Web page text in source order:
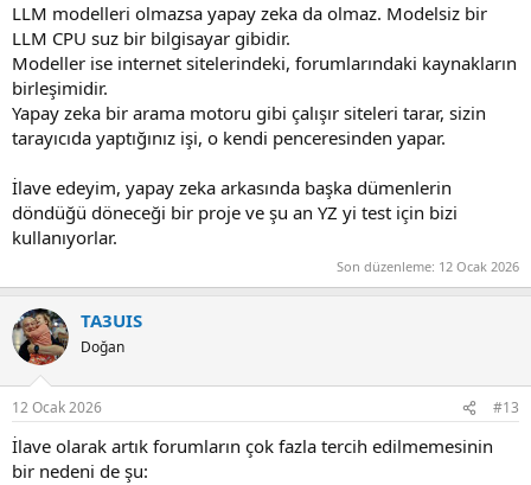
LLM modelleri olmazsa yapay zeka da olmaz. Modelsiz bir
LLM CPU suz bir bilgisayar gibidir.
Modeller ise internet sitelerindeki, forumlarındaki kaynakların
birleşimidir.
Yapay zeka bir arama motoru gibi çalışır siteleri tarar, sizin
tarayıcıda yaptığınız işi, o kendi penceresinden yapar.
İlave edeyim, yapay zeka arkasında başka dümenlerin
döndüğü döneceği bir proje ve şu an YZ yi test için bizi
kullanıyorlar.
Son düzenleme: 12 Ocak 2026
TA3UIS
Doğan
12 Ocak 2026 #13
İlave olarak artık forumların çok fazla tercih edilmemesinin
bir nedeni de şu: